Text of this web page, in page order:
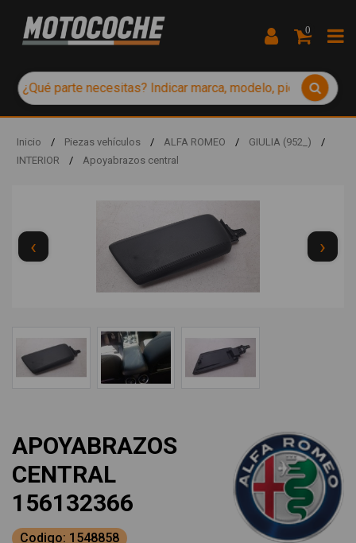
0
Inicio / Piezas vehículos / ALFA ROMEO / GIULIA (952_)
/
INTERIOR
/ Apoyabrazos central
‹ ›
APOYABRAZOS
CENTRAL
156132366
Codigo: 1548858